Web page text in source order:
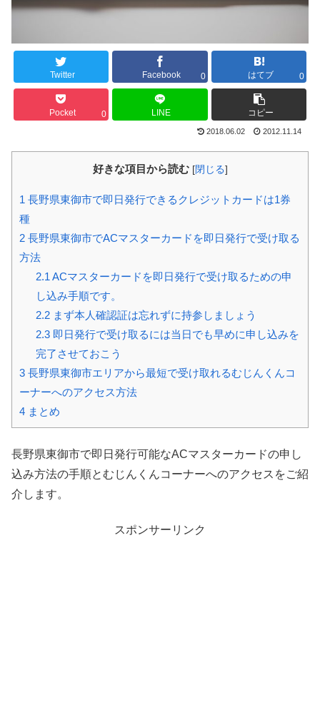
Twitter Facebook 0 はてブ 0
Pocket 0 LINE コピー
2018.06.02 2012.11.14
好きな項目から読む [閉じる]
1 長野県東御市で即日発行できるクレジットカードは1券
種
2 長野県東御市でACマスターカードを即日発行で受け取る
方法
2.1 ACマスターカードを即日発行で受け取るための申
し込み手順です。
2.2まず本人確認証は忘れずに持参しましょう
2.3即日発行で受け取るには当日でも早めに申し込みを
完了させておこう
3 長野県東御市エリアから最短で受け取れるむじんくんコ
ーナーへのアクセス方法
4 まとめ
長野県東御市で即日発行可能なACマスターカードの申し
込み方法の手順とむじんくんコーナーへのアクセスをご紹
介します。
スポンサーリンク